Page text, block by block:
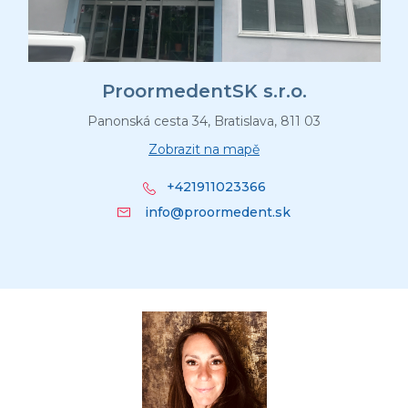
ProormedentSK s.r.o.
Panonská cesta 34, Bratislava, 811 03
Zobrazit na mapě
+421911023366
info@proormedent.sk